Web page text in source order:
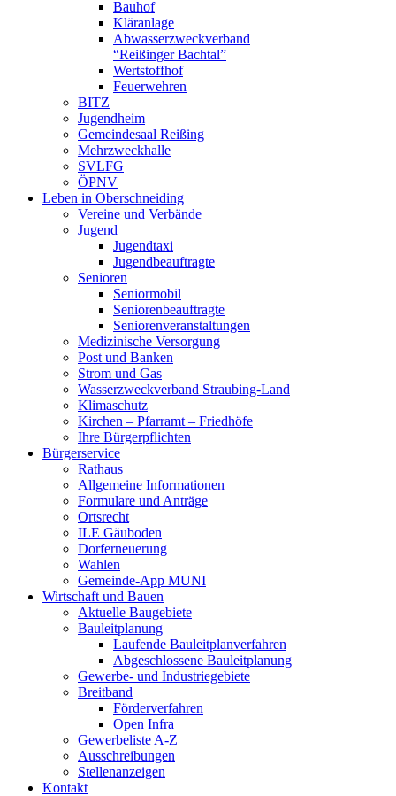
Bauhof
Kläranlage
Abwasserzweckverband
“Reißinger Bachtal”
Wertstoffhof
Feuerwehren
BITZ
Jugendheim
Gemeindesaal Reißing
Mehrzweckhalle
SVLFG
ÖPNV
Leben in Oberschneiding
Vereine und Verbände
Jugend
Jugendtaxi
Jugendbeauftragte
Senioren
Seniormobil
Seniorenbeauftragte
Seniorenveranstaltungen
Medizinische Versorgung
Post und Banken
Strom und Gas
Wasserzweckverband Straubing-Land
Klimaschutz
Kirchen – Pfarramt – Friedhöfe
Ihre Bürgerpflichten
Bürgerservice
Rathaus
Allgemeine Informationen
Formulare und Anträge
Ortsrecht
ILE Gäuboden
Dorferneuerung
Wahlen
Gemeinde-App MUNI
Wirtschaft und Bauen
Aktuelle Baugebiete
Bauleitplanung
Laufende Bauleitplanverfahren
Abgeschlossene Bauleitplanung
Gewerbe- und Industriegebiete
Breitband
Förderverfahren
Open Infra
Gewerbeliste A-Z
Ausschreibungen
Stellenanzeigen
Kontakt